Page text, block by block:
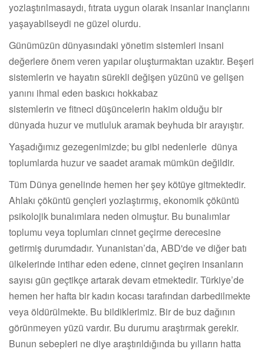
yozlaştırılmasaydı, fıtrata uygun olarak insanlar inançlarını
yaşayabilseydi ne güzel olurdu.
Günümüzün dünyasındaki yönetim sistemleri insani
değerlere önem veren yapılar oluşturmaktan uzaktır. Beşeri
sistemlerin ve hayatın sürekli değişen yüzünü ve gelişen
yanını ihmal eden baskıcı hokkabaz
sistemlerin ve fitneci düşüncelerin hakim olduğu bir
dünyada huzur ve mutluluk aramak beyhuda bir arayıştır.
Yaşadığımız gezegenimizde; bu gibi nedenlerle dünya
toplumlarda huzur ve saadet aramak mümkün değildir.
Tüm Dünya genelinde hemen her şey kötüye gitmektedir.
Ahlakı çöküntü gençleri yozlaştırmış, ekonomik çöküntü
psikolojik bunalımlara neden olmuştur. Bu bunalımlar
toplumu veya toplumları cinnet geçirme derecesine
getirmiş durumdadır. Yunanistan’da, ABD'de ve diğer batı
ülkelerinde intihar eden edene, cinnet geçiren insanların
sayısı gün geçtikçe artarak devam etmektedir. Türkiye’de
hemen her hafta bir kadın kocası tarafından darbedilmekte
veya öldürülmekte. Bu bildiklerimiz. Bir de buz dağının
görünmeyen yüzü vardır. Bu durumu araştırmak gerekir.
Bunun sebepleri ne diye araştırıldığında bu yılların hatta